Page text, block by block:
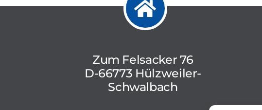
Zum Felsacker 76
D-66773 Hülzweiler-
Schwalbach